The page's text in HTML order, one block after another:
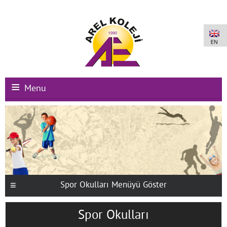
Menu
Ana Sayfa
Kurumsal
Okullarımız
Kampüs Olanakları
Spor Okulları Menüyü Göster
Spor Okulları